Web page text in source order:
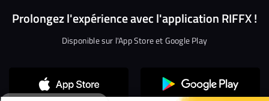
Continuer sans accepter
Prolongez l'expérience avec l'application RIFFX !
Disponible sur l'App Store et Google Play